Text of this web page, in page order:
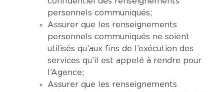
personnels communiqués;
Assurer que les renseignements
personnels communiqués ne soient
utilisés qu’aux fins de l’exécution des
services qu’il est appelé à rendre pour
l’Agence;
Assurer que les renseignements